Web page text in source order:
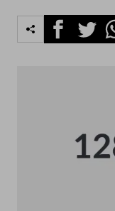
FacebookTwitter